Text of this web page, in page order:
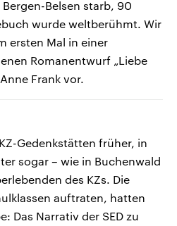
Belsen starb, 90
wurde weltberühmt. Wir
ersten Mal in einer
Romanentwurf „Liebe
Frank vor.
Gedenkstätten früher, in
sogar – wie in Buchenwald
des KZs. Die
auftraten, hatten
Das Narrativ der SED zu